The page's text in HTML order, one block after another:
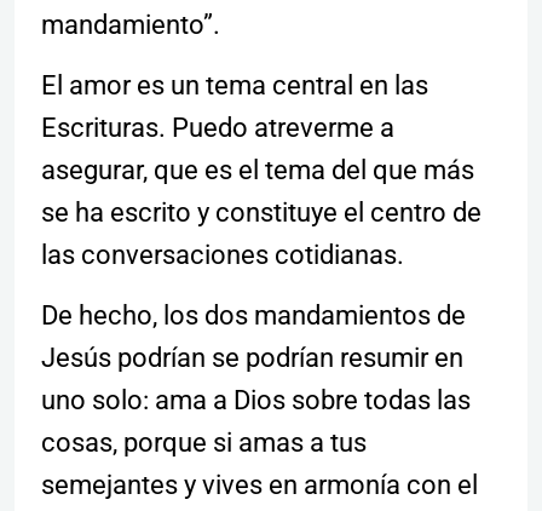
mandamiento”.
El amor es un tema central en las
Escrituras. Puedo atreverme a
asegurar, que es el tema del que más
se ha escrito y constituye el centro de
las conversaciones cotidianas.
De hecho, los dos mandamientos de
Jesús podrían se podrían resumir en
uno solo: ama a Dios sobre todas las
cosas, porque si amas a tus
semejantes y vives en armonía con el